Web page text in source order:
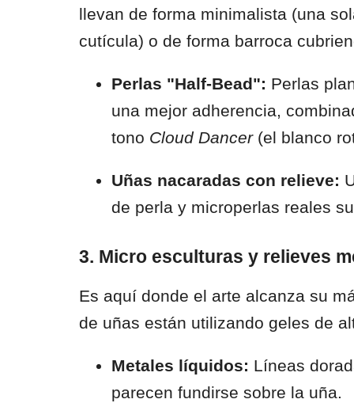
llevan de forma minimalista (una
cutícula) o de forma barroca
Perlas "Half-Bead": Perlas
una mejor adherencia,
tono Cloud Dancer(el blanco
Uñas nacaradas con relieve:
de perla y microperlas reales
3. Micro esculturas y relieves
Es aquí donde el arte alcanza su
de uñas están utilizando geles de
Metales líquidos: Líneas
parecen fundirse sobre la uña.